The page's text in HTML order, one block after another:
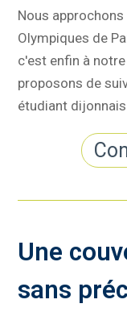
Nous
Olympiques de
c'est enfin à
proposons de
étudiant
Une
sans